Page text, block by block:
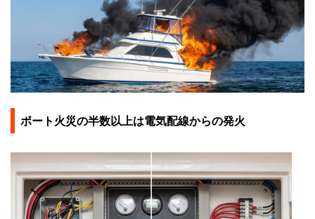
ボート火災の半数以上は電気配線からの発火